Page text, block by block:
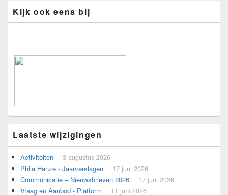
Kijk ook eens bij
Voorbeeld voor adverteerders.
Laatste wijzigingen
Activiteiten 3 augustus 2026
Phila Hanze - Jaarverslagen 17 juni 2026
Communicatie – Nieuwsbrieven 2026 17 juni 2026
Vraag en Aanbod - Platform 11 juni 2026